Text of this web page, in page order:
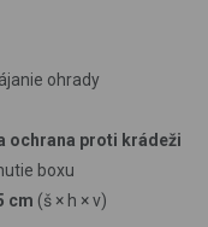
ohrady
ochrana proti krádeži
boxu
cm (š × h × v)